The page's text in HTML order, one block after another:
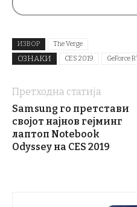
ИЗВОР The Verge
ОЗНАКИ CES 2019 GeForce
Претходна статија
Samsung го претстави
својот најнов гејминг
лаптоп Notebook
Odyssey на CES 2019